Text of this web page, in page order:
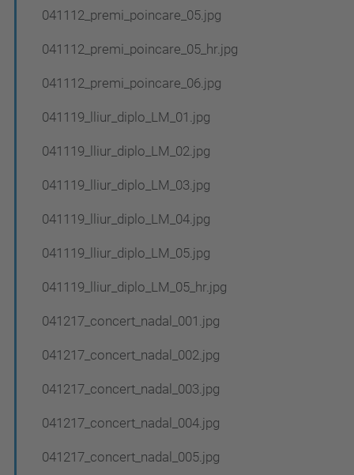
041112_premi_poincare_05.jpg
041112_premi_poincare_05_hr.jpg
041112_premi_poincare_06.jpg
041119_lliur_diplo_LM_01.jpg
041119_lliur_diplo_LM_02.jpg
041119_lliur_diplo_LM_03.jpg
041119_lliur_diplo_LM_04.jpg
041119_lliur_diplo_LM_05.jpg
041119_lliur_diplo_LM_05_hr.jpg
041217_concert_nadal_001.jpg
041217_concert_nadal_002.jpg
041217_concert_nadal_003.jpg
041217_concert_nadal_004.jpg
041217_concert_nadal_005.jpg